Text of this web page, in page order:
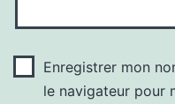
Enregistrer mon
le navigateur pour